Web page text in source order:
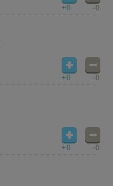
+0 -0
+0 -0
+0 -0